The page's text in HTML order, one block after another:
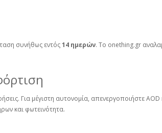
συνήθως εντός14 ημερών. Το onething.gr
Για μέγιστη αυτονομία, απενεργοποιήστε AOD
και φωτεινότητα.